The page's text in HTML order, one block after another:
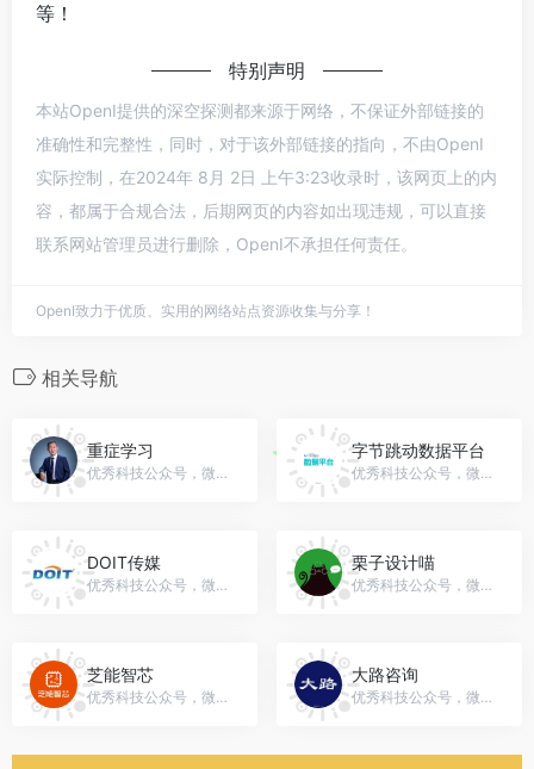
等！
特别声明
本站OpenI提供的深空探测都来源于网络，不保证外部链接的
准确性和完整性，同时，对于该外部链接的指向，不由OpenI
实际控制，在2024年 8月 2日 上午3:23收录时，该网页上的内
容，都属于合规合法，后期网页的内容如出现违规，可以直接
联系网站管理员进行删除，OpenI不承担任何责任。
OpenI致力于优质、实用的网络站点资源收集与分享！
相关导航
重症学习
优秀科技公众号，微信号：gh_8333a9c4667f
字节跳动数据平台
优秀科技公众号，微信号：byte-dataplatform
DOIT传媒
优秀科技公众号，微信号：doitmedia
栗子设计喵
优秀科技公众号，微信号：gh_4402ef7c924a
芝能智芯
优秀科技公众号，微信号：ZhinengSmartSemi
大路咨询
优秀科技公众号，微信号：gh_29fc110e4b47